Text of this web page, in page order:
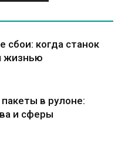
сбои: когда станок
жизнью
в рулоне:
и сферы